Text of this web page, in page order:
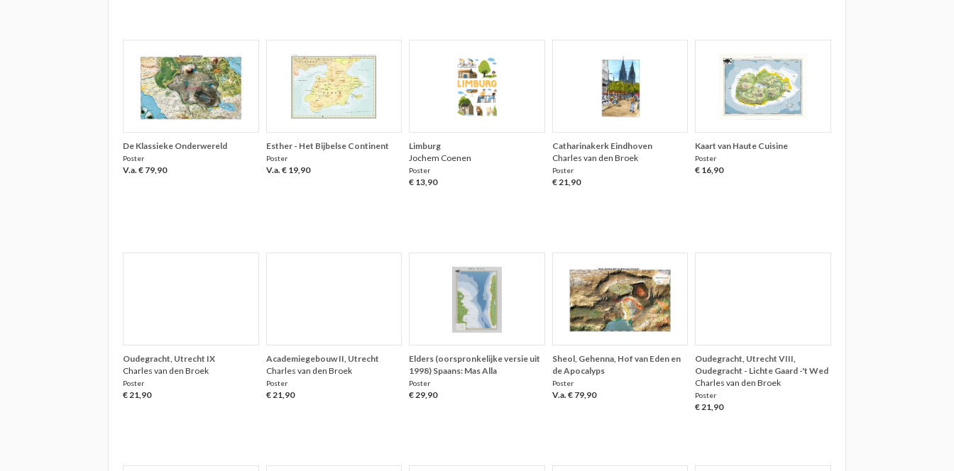
De Klassieke Onderwereld
Poster
V.a. € 79,90
Esther - Het Bijbelse Continent
Poster
V.a. € 19,90
Limburg
Jochem Coenen
Poster
€ 13,90
Catharinakerk Eindhoven
Charles van den Broek
Poster
€ 21,90
Kaart van Haute Cuisine
Poster
€ 16,90
Oudegracht, Utrecht IX
Charles van den Broek
Poster
€ 21,90
Academiegebouw II, Utrecht
Charles van den Broek
Poster
€ 21,90
Elders (oorspronkelijke versie uit
1998) Spaans: Mas Alla
Poster
€ 29,90
Sheol, Gehenna, Hof van Eden en
de Apocalyps
Poster
V.a. € 79,90
Oudegracht, Utrecht VIII,
Oudegracht - Lichte Gaard -'t Wed
Charles van den Broek
Poster
€ 21,90